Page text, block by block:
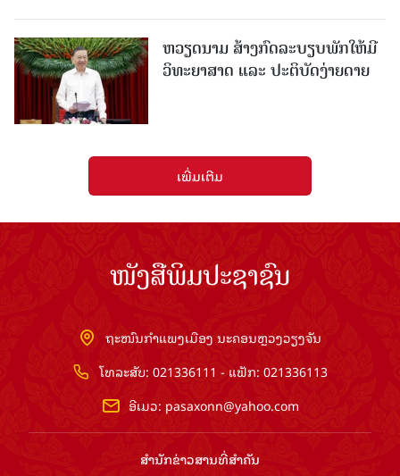
ຫວຽດນາມ ສ້າງກົດລະບຽບພັກໃຫ້ມີ
ວິທະຍາສາດ ແລະ ປະຕິບັດງ່າຍດາຍ
ເພີ່ມເຕີມ
ໜັງສືພິມປະຊາຊົນ
ຖະໜົນກຳແພງເມືອງ ນະຄອນຫຼວງວຽງຈັນ
ໂທລະສັບ: 021336111 - ແຟັກ: 021336113
ອີເມວ: pasaxonn@yahoo.com
ສຳ​ນັກ​ຂ່າວ​ສານ​ທີ່​ສຳ​ຄັນ​